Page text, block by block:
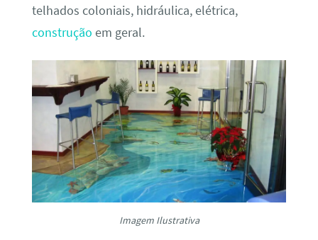
telhados coloniais, hidráulica, elétrica,
construção em geral.
Imagem Ilustrativa